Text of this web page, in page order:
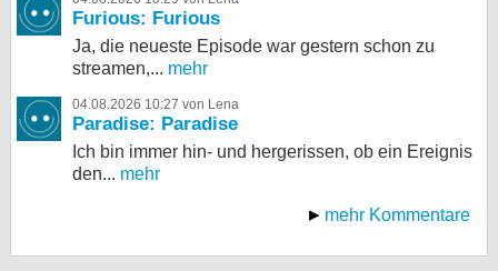
Furious: Furious
Ja, die neueste Episode war gestern schon zu
streamen,... mehr
04.08.2026 10:27 von Lena
Paradise: Paradise
Ich bin immer hin- und hergerissen, ob ein Ereignis
den... mehr
mehr Kommentare